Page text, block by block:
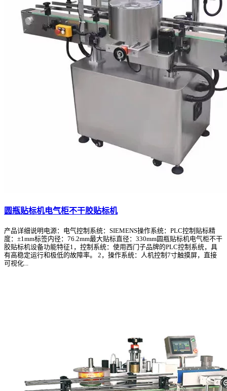
圆瓶贴标机电气柜不干胶贴标机
产品详细说明电源：电气控制系统：SIEMENS操作系统：PLC控制贴标精
度：±1mm标签内径：76.2mm最大贴标直径：330mm圆瓶贴标机电气柜不干
胶贴标机设备功能特征1，控制系统：使用西门子品牌的PLC控制系统，具
有高稳定运行和极低的故障率。 2，操作系统：人机控制7寸触摸屏，直接
可视化...